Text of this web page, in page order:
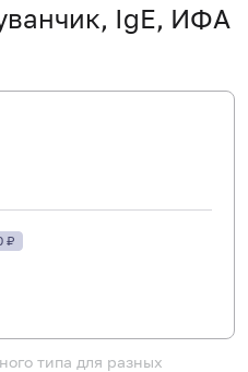
IgE, ИФА
₽
типа для разных